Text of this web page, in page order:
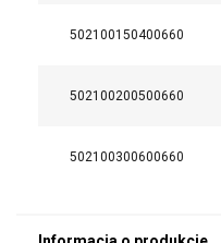
502100150400660
502100200500660
502100300600660